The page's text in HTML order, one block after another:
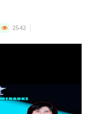
2542